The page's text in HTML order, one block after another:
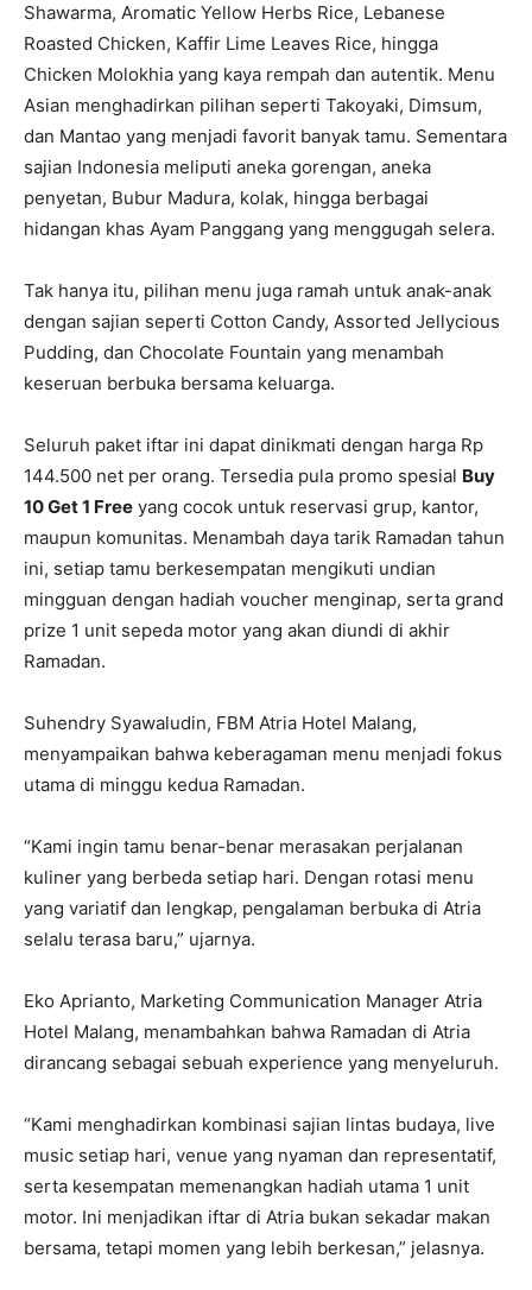
Shawarma, Aromatic Yellow Herbs Rice, Lebanese
Roasted Chicken, Kaffir Lime Leaves Rice, hingga
Chicken Molokhia yang kaya rempah dan autentik. Menu
Asian menghadirkan pilihan seperti Takoyaki, Dimsum,
dan Mantao yang menjadi favorit banyak tamu. Sementara
sajian Indonesia meliputi aneka gorengan, aneka
penyetan, Bubur Madura, kolak, hingga berbagai
hidangan khas Ayam Panggang yang menggugah selera.
Tak hanya itu, pilihan menu juga ramah untuk anak-anak
dengan sajian seperti Cotton Candy, Assorted Jellycious
Pudding, dan Chocolate Fountain yang menambah
keseruan berbuka bersama keluarga.
Seluruh paket iftar ini dapat dinikmati dengan harga Rp
144.500 net per orang. Tersedia pula promo spesial Buy
10 Get 1 Free yang cocok untuk reservasi grup, kantor,
maupun komunitas. Menambah daya tarik Ramadan tahun
ini, setiap tamu berkesempatan mengikuti undian
mingguan dengan hadiah voucher menginap, serta grand
prize 1 unit sepeda motor yang akan diundi di akhir
Ramadan.
Suhendry Syawaludin, FBM Atria Hotel Malang,
menyampaikan bahwa keberagaman menu menjadi fokus
utama di minggu kedua Ramadan.
“Kami ingin tamu benar-benar merasakan perjalanan
kuliner yang berbeda setiap hari. Dengan rotasi menu
yang variatif dan lengkap, pengalaman berbuka di Atria
selalu terasa baru,” ujarnya.
Eko Aprianto, Marketing Communication Manager Atria
Hotel Malang, menambahkan bahwa Ramadan di Atria
dirancang sebagai sebuah experience yang menyeluruh.
“Kami menghadirkan kombinasi sajian lintas budaya, live
music setiap hari, venue yang nyaman dan representatif,
serta kesempatan memenangkan hadiah utama 1 unit
motor. Ini menjadikan iftar di Atria bukan sekadar makan
bersama, tetapi momen yang lebih berkesan,” jelasnya.